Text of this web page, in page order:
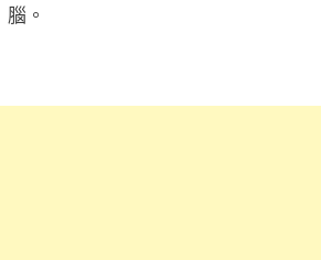
腦。